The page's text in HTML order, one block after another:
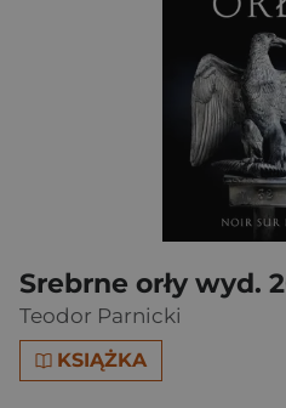
Srebrne orły wyd.
Teodor Parnicki
KSIĄŻKA